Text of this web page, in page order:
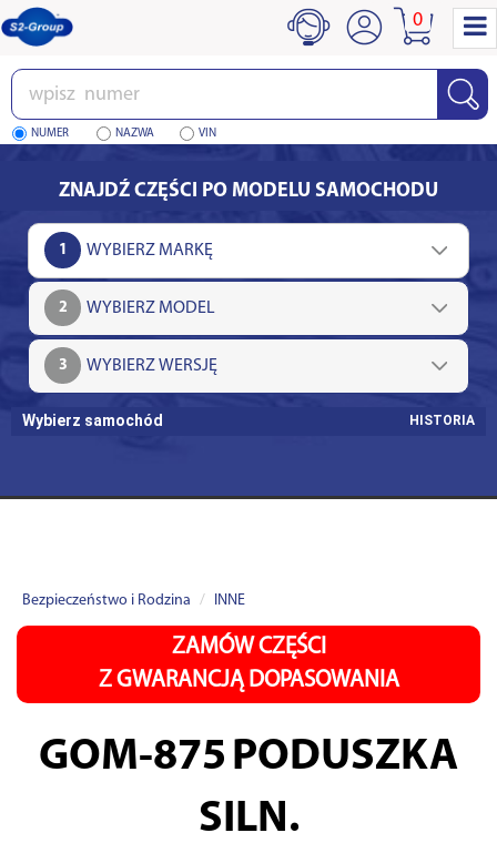
Wpisz
numer
NUMER NAZWA VIN
0
ZNAJDŹ CZĘŚCI PO MODELU SAMOCHODU
1
2
3
Wybierz samochód HISTORIA
Bezpieczeństwo i Rodzina INNE
ZAMÓW CZĘŚCI
Z GWARANCJĄ DOPASOWANIA
GOM-875 PODUSZKA
SILN.